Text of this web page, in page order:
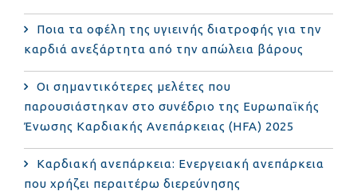
Ποια τα οφέλη της υγιεινής διατροφής για την
καρδιά ανεξάρτητα από την απώλεια βάρους
Οι σημαντικότερες μελέτες που
παρουσιάστηκαν στο συνέδριο της Ευρωπαϊκής
Ένωσης Καρδιακής Ανεπάρκειας (HFA) 2025
Καρδιακή ανεπάρκεια: Ενεργειακή ανεπάρκεια
που χρήζει περαιτέρω διερεύνησης